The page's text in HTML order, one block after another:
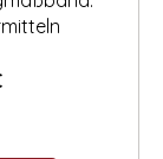
Preis